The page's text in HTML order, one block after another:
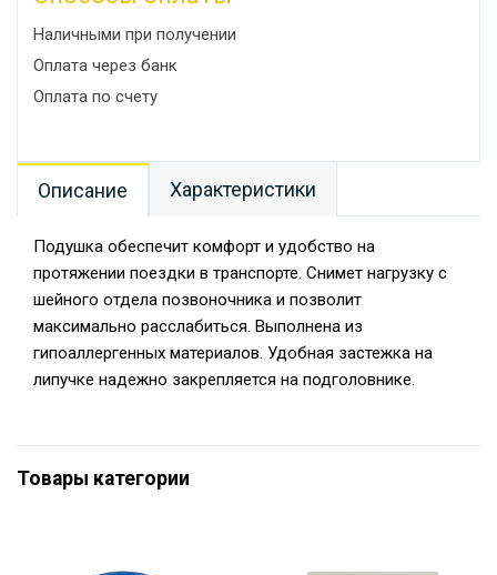
Наличными при получении
Оплата через банк
Оплата по счету
Описание Характеристики
Подушка обеспечит комфорт и удобство на
протяжении поездки в транспорте. Снимет нагрузку с
шейного отдела позвоночника и позволит
максимально расслабиться. Выполнена из
гипоаллергенных материалов. Удобная застежка на
липучке надежно закрепляется на подголовнике.
Товары категории